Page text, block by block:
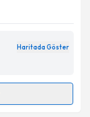
Haritada Göster